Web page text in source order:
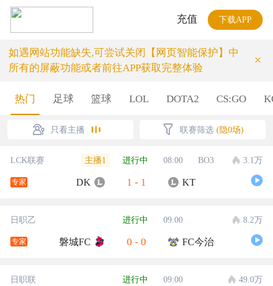
充值 下载APP
如遇网站功能缺失,可尝试关闭【网页智能保护】中
所有的屏蔽功能或者前往APP获取完整体验
×
热门 足球 篮球 LOL DOTA2 CS:GO
只看主播 联赛筛选 (隐0场)
LCK联赛 主播1 进行中 08:00 BO3 3.1万
专家 DK 1 - 1 KT
日职乙 进行中 09:00 8.2万
专家 磐城FC 0 - 0 FC今治
日职联 进行中 09:00 49.0万